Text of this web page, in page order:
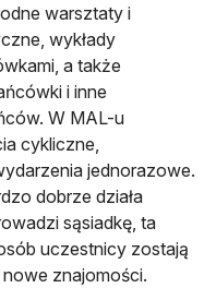
warsztaty i
wykłady
a także
i inne
W MAL-u
cykliczne,
jednorazowe.
dobrze działa
sąsiadkę, ta
uczestnicy zostają
nowe znajomości.